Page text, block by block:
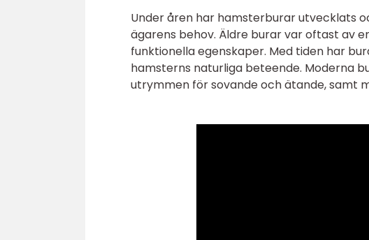
Under åren har hamsterburar utvecklats
ägarens behov. Äldre burar var oftast av
funktionella egenskaper. Med tiden har
hamsterns naturliga beteende. Moderna
utrymmen för sovande och ätande, samt